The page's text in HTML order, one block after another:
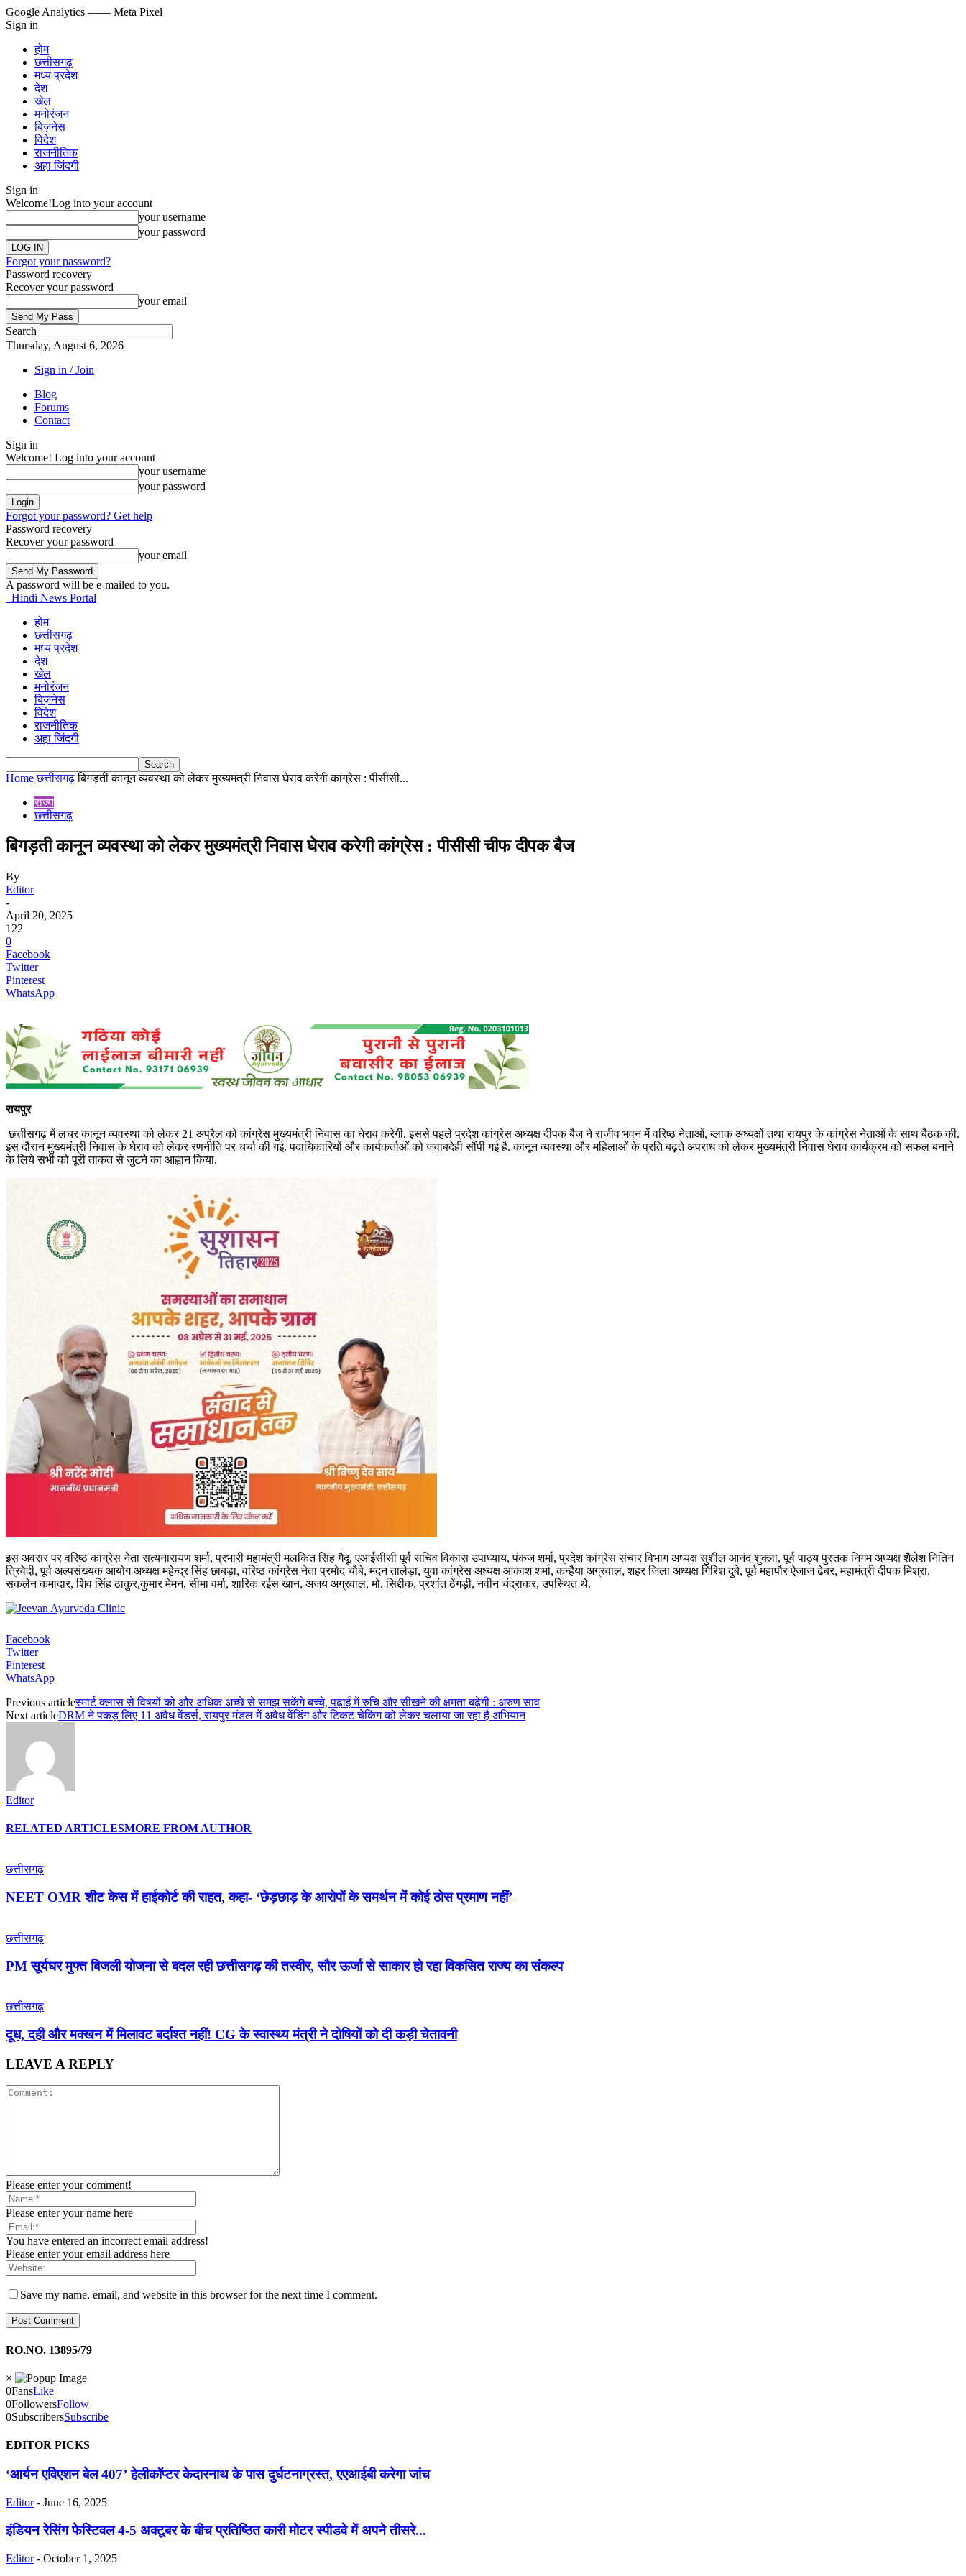
Google Analytics —— Meta Pixel
Sign in
होम
छत्तीसगढ़
मध्य प्रदेश
देश
खेल
मनोरंजन
बिज़नेस
विदेश
राजनीतिक
अहा जिंदगी
Sign in
Welcome!Log into your account
your username
your password
Forgot your password?
Password recovery
Recover your password
your email
Search
Thursday, August 6, 2026
Sign in / Join
Blog
Forums
Contact
Sign in
Welcome! Log into your account
your username
your password
Forgot your password? Get help
Password recovery
Recover your password
your email
A password will be e-mailed to you.
Hindi News Portal
होम
छत्तीसगढ़
मध्य प्रदेश
देश
खेल
मनोरंजन
बिज़नेस
विदेश
राजनीतिक
अहा जिंदगी
Home छत्तीसगढ़ बिगड़ती कानून व्यवस्था को लेकर मुख्यमंत्री निवास घेराव करेगी कांग्रेस : पीसीसी...
राज्य
छत्तीसगढ़
बिगड़ती कानून व्यवस्था को लेकर मुख्यमंत्री निवास घेराव करेगी कांग्रेस : पीसीसी चीफ दीपक बैज
By
Editor
-
April 20, 2025
122
0
Facebook
Twitter
Pinterest
WhatsApp
रायपुर
छत्तीसगढ़ में लचर कानून व्यवस्था को लेकर 21 अप्रैल को कांग्रेस मुख्यमंत्री निवास का घेराव करेगी. इससे पहले प्रदेश कांग्रेस अध्यक्ष दीपक बैज ने राजीव भवन में वरिष्ठ नेताओं, ब्लाक अध्यक्षों तथा रायपुर के कांग्रेस नेताओं के साथ बैठक की.
इस दौरान मुख्यमंत्री निवास के घेराव को लेकर रणनीति पर चर्चा की गई. पदाधिकारियों और कार्यकर्ताओं को जवाबदेही सौंपी गई है. कानून व्यवस्था और महिलाओं के प्रति बढ़ते अपराध को लेकर मुख्यमंत्री निवास घेराव कार्यक्रम को सफल बनाने
के लिये सभी को पूरी ताकत से जुटने का आह्वान किया.
इस अवसर पर वरिष्ठ कांग्रेस नेता सत्यनारायण शर्मा, प्रभारी महामंत्री मलकित सिंह गैदू, एआईसीसी पूर्व सचिव विकास उपाध्याय, पंकज शर्मा, प्रदेश कांग्रेस संचार विभाग अध्यक्ष सुशील आनंद शुक्ला, पूर्व पाठ्य पुस्तक निगम अध्यक्ष शैलेश नितिन
त्रिवेदी, पूर्व अल्पसंख्यक आयोग अध्यक्ष महेन्द्र सिंह छाबड़ा, वरिष्ठ कांग्रेस नेता प्रमोद चौबे, मदन तालेड़ा, युवा कांग्रेस अध्यक्ष आकाश शर्मा, कन्हैया अग्रवाल, शहर जिला अध्यक्ष गिरिश दुबे, पूर्व महापौर ऐजाज ढेबर, महामंत्री दीपक मिश्रा,
सकलेन कमादार, शिव सिंह ठाकुर,कुमार मेमन, सीमा वर्मा, शारिक रईस खान, अजय अग्रवाल, मो. सिद्दीक, प्रशांत ठेंगड़ी, नवीन चंद्राकर, उपस्थित थे.
Facebook
Twitter
Pinterest
WhatsApp
Previous articleस्मार्ट क्लास से विषयों को और अधिक अच्छे से समझ सकेंगे बच्चे, पढ़ाई में रुचि और सीखने की क्षमता बढ़ेगी : अरुण साव
Next articleDRM ने पकड़ लिए 11 अवैध वेंडर्स, रायपुर मंडल में अवैध वेंडिंग और टिकट चेकिंग को लेकर चलाया जा रहा है अभियान
Editor
RELATED ARTICLESMORE FROM AUTHOR
छत्तीसगढ़
NEET OMR शीट केस में हाईकोर्ट की राहत, कहा- ‘छेड़छाड़ के आरोपों के समर्थन में कोई ठोस प्रमाण नहीं’
छत्तीसगढ़
PM सूर्यघर मुफ्त बिजली योजना से बदल रही छत्तीसगढ़ की तस्वीर, सौर ऊर्जा से साकार हो रहा विकसित राज्य का संकल्प
छत्तीसगढ़
दूध, दही और मक्खन में मिलावट बर्दाश्त नहीं! CG के स्वास्थ्य मंत्री ने दोषियों को दी कड़ी चेतावनी
LEAVE A REPLY
Please enter your comment!
Please enter your name here
You have entered an incorrect email address!
Please enter your email address here
Save my name, email, and website in this browser for the next time I comment.
RO.NO. 13895/79
×
0FansLike
0FollowersFollow
0SubscribersSubscribe
EDITOR PICKS
‘आर्यन एविएशन बेल 407’ हेलीकॉप्टर केदारनाथ के पास दुर्घटनाग्रस्त, एएआईबी करेगा जांच
Editor - June 16, 2025
इंडियन रेसिंग फेस्टिवल 4-5 अक्टूबर के बीच प्रतिष्ठित कारी मोटर स्पीडवे में अपने तीसरे...
Editor - October 1, 2025